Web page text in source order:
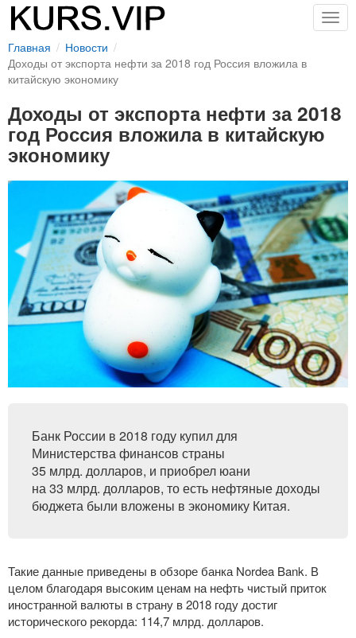
Главная
Новости
Доходы от экспорта нефти за 2018 год Россия вложила в
китайскую экономику
Доходы от экспорта нефти за 2018
год Россия вложила в китайскую
экономику
Банк России в 2018 году купил для
Министерства финансов страны
35 млрд. долларов, и приобрел юани
на 33 млрд. долларов, то есть нефтяные доходы
бюджета были вложены в экономику Китая.
Такие данные приведены в обзоре банка Nordea Bank. В
целом благодаря высоким ценам на нефть чистый приток
иностранной валюты в страну в 2018 году достиг
исторического рекорда: 114,7 млрд. долларов.